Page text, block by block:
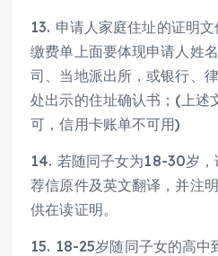
13. 申请人家庭住址的证明
缴费单上面要体现申请人姓
司、当地派出所，或银行、
处出示的住址确认书；(上述
可，信用卡账单不可用)
14. 若随同子女为18-30岁
荐信原件及英文翻译，并注
供在读证明。
15. 18-25岁随同子女的高中